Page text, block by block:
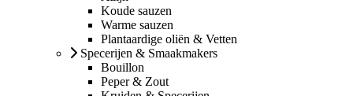
Koude sauzen
Warme sauzen
Plantaardige oliën & Vetten
Specerijen & Smaakmakers
Bouillon
Peper & Zout